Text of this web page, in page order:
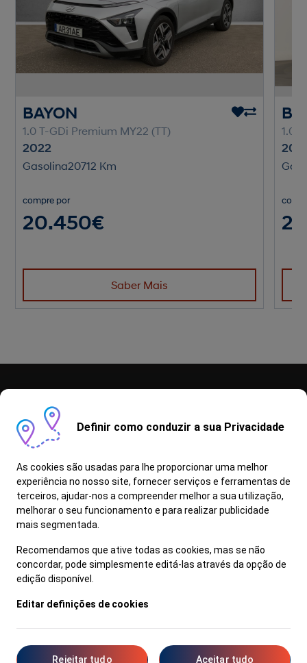
BAYON
1.0 T-GDi Premium MY22 (TT)
2022
Gasolina20712 Km
compre por
20.450€
Saber Mais
1.0
I20 1.2 MPi Comfort MY21
Campanhas
Stock Off
Contactos
© 2022 Hyundai Portugal | Todos os direitos reservados
Termos de Utilização
Definições de Cookies
Definir como conduzir a sua Privacidade
As cookies são usadas para lhe proporcionar uma melhor
experiência no nosso site, fornecer serviços e ferramentas de
terceiros, ajudar-nos a compreender melhor a sua utilização,
melhorar o seu funcionamento e para realizar publicidade
mais segmentada.
Recomendamos que ative todas as cookies, mas se não
concordar, pode simplesmente editá-las através da opção de
edição disponível.
Editar definições de cookies
Rejeitar tudo Aceitar tudo